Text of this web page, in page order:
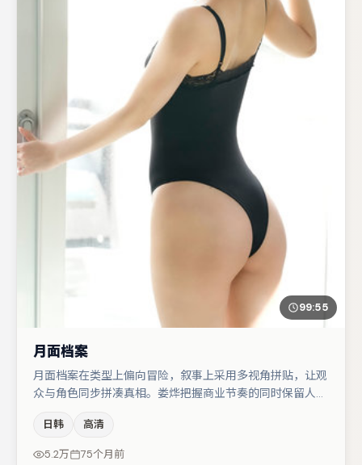
99:55
月面档案
月面档案在类型上偏向冒险，叙事上采用多视角拼贴，让观
众与角色同步拼凑真相。娄烨把握商业节奏的同时保留人物
驱动，张译、于和伟分别提供反差与喜剧/悬疑调剂（视场
次而定）。若你偏爱强类型与清晰主线，这部作品值得关
日韩 高清
5.2万 75个月前